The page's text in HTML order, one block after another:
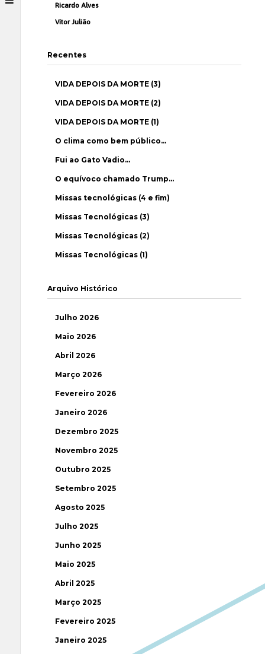
Ricardo Alves
Vítor Julião
Recentes
VIDA DEPOIS DA MORTE (3)
VIDA DEPOIS DA MORTE (2)
VIDA DEPOIS DA MORTE (1)
O clima como bem público…
Fui ao Gato Vadio…
O equívoco chamado Trump…
Missas tecnológicas (4 e fim)
Missas Tecnológicas (3)
Missas Tecnológicas (2)
Missas Tecnológicas (1)
Arquivo Histórico
Julho 2026
Maio 2026
Abril 2026
Março 2026
Fevereiro 2026
Janeiro 2026
Dezembro 2025
Novembro 2025
Outubro 2025
Setembro 2025
Agosto 2025
Julho 2025
Junho 2025
Maio 2025
Abril 2025
Março 2025
Fevereiro 2025
Janeiro 2025